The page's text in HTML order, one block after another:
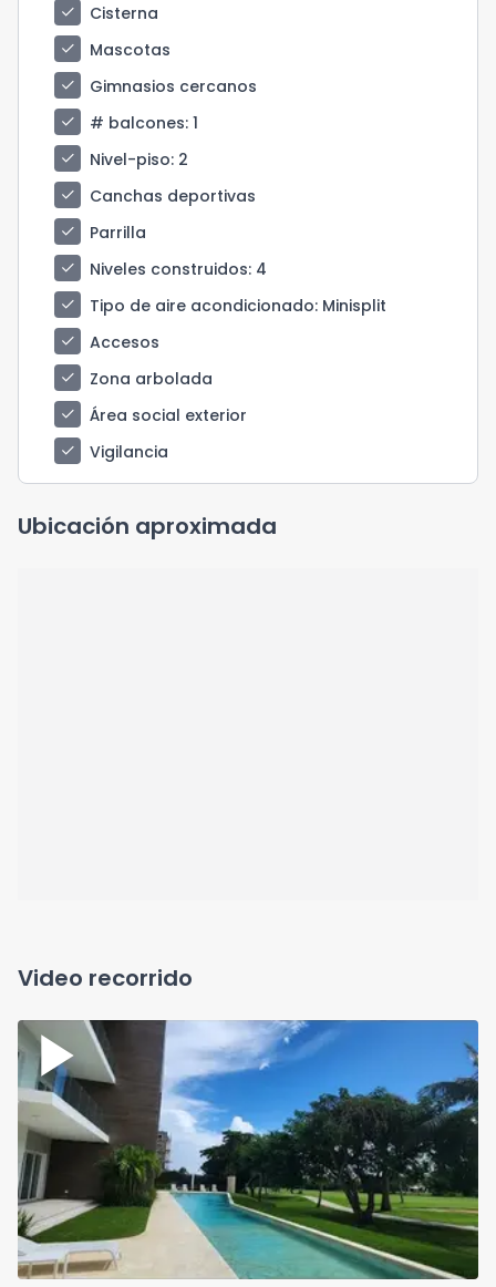
check
Cisterna
check
Mascotas
check
Gimnasios cercanos
check
# balcones: 1
check
Nivel-piso: 2
check
Canchas deportivas
check
Parrilla
check
Niveles construidos: 4
check
Tipo de aire acondicionado: Minisplit
check
Accesos
check
Zona arbolada
check
Área social exterior
check
Vigilancia
Ubicación aproximada
Video recorrido